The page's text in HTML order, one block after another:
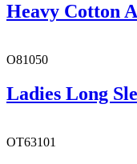
Heavy Cotton
O81050
Ladies Long
OT63101